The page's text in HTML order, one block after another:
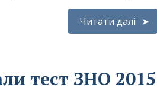
Читати далі
тест ЗНО 2015